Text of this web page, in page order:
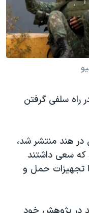
گذشته در راه سلفی گرفتن
هند منتشر شد،
که سعی داشتند
تجهیزات حمل و